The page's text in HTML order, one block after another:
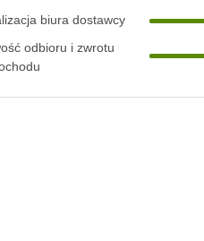
biura dostawcy
odbioru i zwrotu